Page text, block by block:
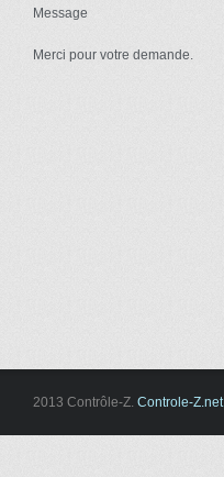
Message
Merci pour votre demande.
2013 Contrôle-Z. Controle-Z.net